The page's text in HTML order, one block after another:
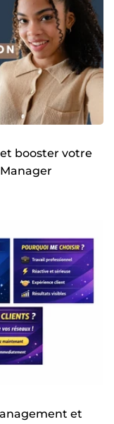
booster votre
et